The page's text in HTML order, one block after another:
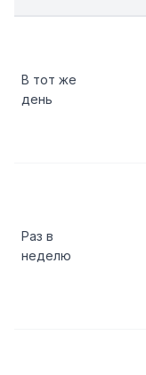
В тот же
день
Раз в
неделю